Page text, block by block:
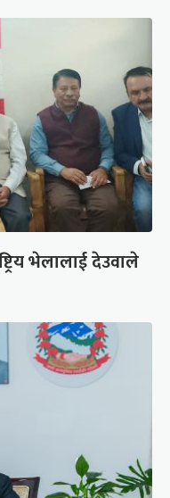
भेलालाई देउवाले